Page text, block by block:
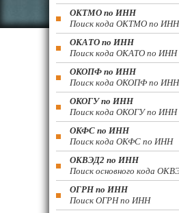
ОКТМО по ИНН
Поиск кода ОКТМО по ИНН
ОКАТО по ИНН
Поиск кода ОКАТО по ИНН
ОКОПФ по ИНН
Поиск кода ОКОПФ по ИНН
ОКОГУ по ИНН
Поиск кода ОКОГУ по ИНН
ОКФС по ИНН
Поиск кода ОКФС по ИНН
ОКВЭД2 по ИНН
Поиск основного кода
ОГРН по ИНН
Поиск ОГРН по ИНН